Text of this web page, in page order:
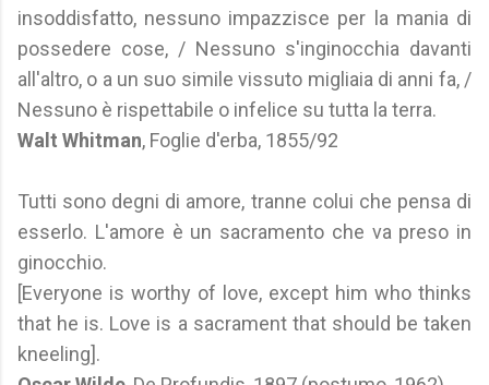
insoddisfatto, nessuno impazzisce per la mania di
possedere cose, / Nessuno s'inginocchia davanti
all'altro, o a un suo simile vissuto migliaia di anni fa, /
Nessuno è rispettabile o infelice su tutta la terra.
Walt Whitman, Foglie d'erba, 1855/92
Tutti sono degni di amore, tranne colui che pensa di
esserlo. L'amore è un sacramento che va preso in
ginocchio.
[Everyone is worthy of love, except him who thinks
that he is. Love is a sacrament that should be taken
kneeling].